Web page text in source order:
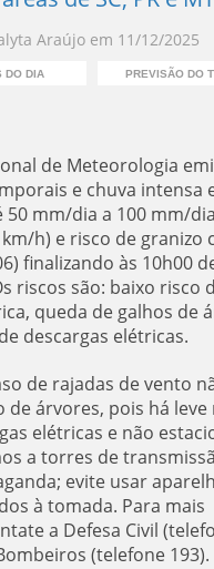
Araújo em 11/12/2025
DO DIA PREVISÃO DO
de Meteorologia
e chuva intensa
50 mm/dia a 100 mm/
h) e risco de granizo
finalizando às 10h00
riscos são: baixo risco
queda de galhos de
descargas elétricas.
de rajadas de vento
de árvores, pois há leve
elétricas e não
a torres de
evite usar
à tomada. Para mais
a Defesa Civil
(telefone 193).